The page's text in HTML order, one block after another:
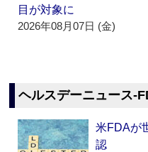
目が対象に
2026年08月07日 (金)
ヘルスデーニュース
米FDAが
認